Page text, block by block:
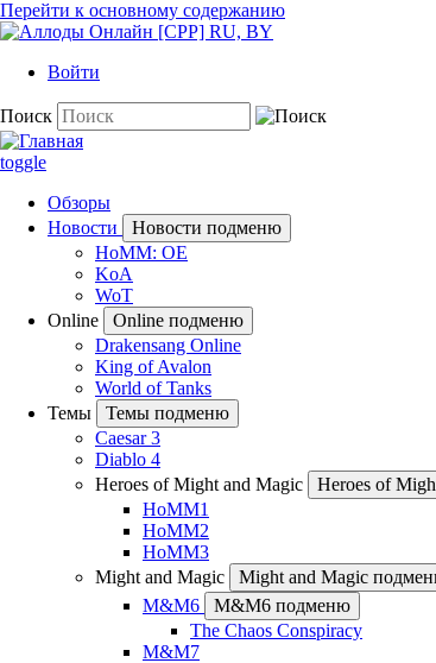
Перейти к основному содержанию
Войти
Поиск
toggle
Обзоры
Новости
Новости подменю
HoMM: OE
KoA
WoT
Online
Online подменю
Drakensang Online
King of Avalon
World of Tanks
Темы
Темы подменю
Caesar 3
Diablo 4
Heroes of Might and Magic
Heroes of
HoMM1
HoMM2
HoMM3
Might and Magic
Might and Magic
M&M6
M&M6 подменю
The Chaos Conspiracy
M&M7